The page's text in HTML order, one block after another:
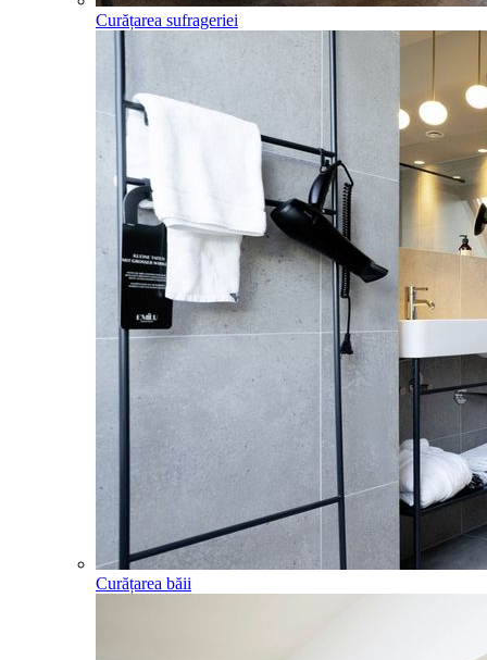
Curățarea sufrageriei
Curățarea băii